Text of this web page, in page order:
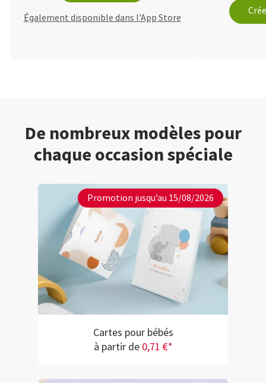
Également disponible dans l'App Store
De nombreux modèles pour
chaque occasion spéciale
Promotion jusqu’au 15/08/2026
Cartes pour bébés
à partir de 0,71 €*